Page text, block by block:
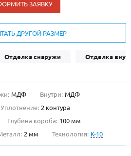
ЗАЯВКУ
ДРУГОЙ РАЗМЕР
Отделка снаружи Отделка
МДФ Внутри: МДФ
Уплотнение: 2 контура
Глубина короба: 100 мм
2 мм Технология: K-10